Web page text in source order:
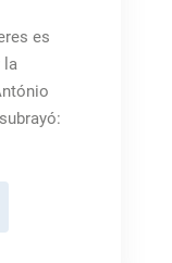
es
la